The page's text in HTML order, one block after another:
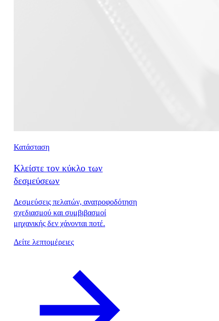
Κατάσταση
Κλείστε τον κύκλο των
δεσμεύσεων
Δεσμεύσεις πελατών, ανατροφοδότηση
σχεδιασμού και συμβιβασμοί
μηχανικής δεν χάνονται ποτέ.
Δείτε λεπτομέρειες